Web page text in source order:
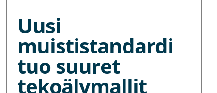
Uusi
muististandardi
tuo suuret
tekoälymallit